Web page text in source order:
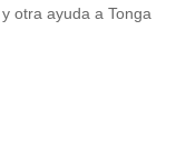
otra ayuda a Tonga